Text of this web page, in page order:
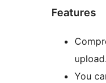
Features
upload.
You